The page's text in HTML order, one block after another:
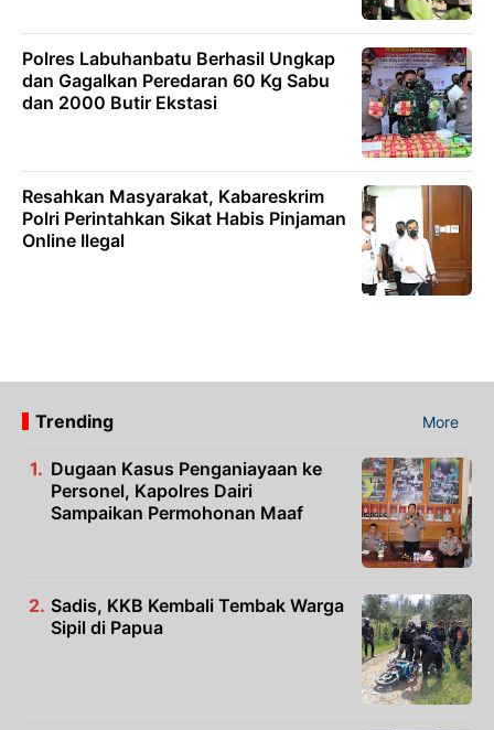
Polres Labuhanbatu Berhasil Ungkap
dan Gagalkan Peredaran 60 Kg Sabu
dan 2000 Butir Ekstasi
Resahkan Masyarakat, Kabareskrim
Polri Perintahkan Sikat Habis Pinjaman
Online Ilegal
Trending More
Dugaan Kasus Penganiayaan ke
Personel, Kapolres Dairi
Sampaikan Permohonan Maaf
Sadis, KKB Kembali Tembak Warga
Sipil di Papua